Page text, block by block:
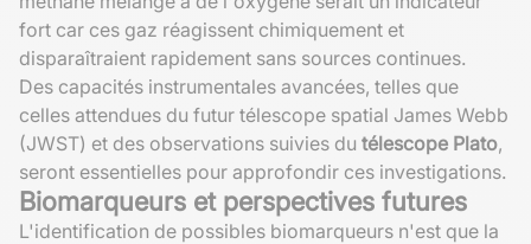
fort car ces gaz réagissent chimiquement et
disparaîtraient rapidement sans sources continues.
Des capacités instrumentales avancées, telles que
celles attendues du futur télescope spatial James Webb
(JWST) et des observations suivies du télescope Plato,
seront essentielles pour approfondir ces investigations.
Biomarqueurs et perspectives futures
L'identification de possibles biomarqueurs n'est que la